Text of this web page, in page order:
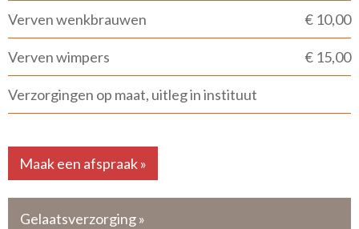
Verven wenkbrauwen € 10,00
Verven wimpers € 15,00
Verzorgingen op maat, uitleg in instituut
Maak een afspraak »
Gelaatsverzorging »